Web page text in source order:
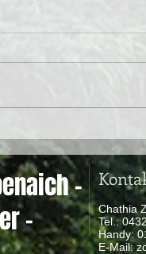
-
-
Chathia
Tel.:
Handy:
​ E-Mail: